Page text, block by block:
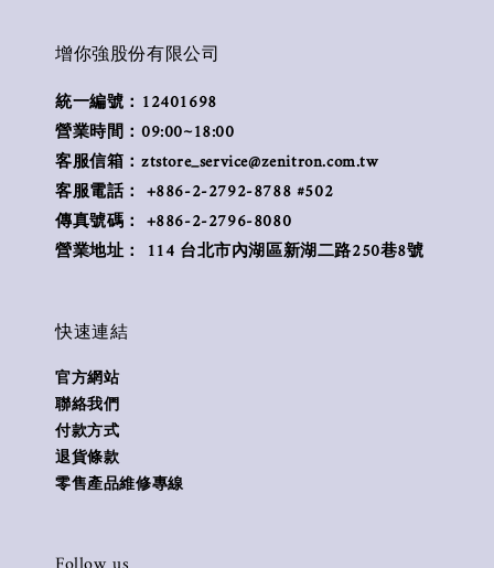
增你強股份有限公司
統一編號：12401698
營業時間：09:00~18:00
客服信箱：ztstore_service@zenitron.com.tw
客服電話： +886-2-2792-8788 #502
傳真號碼： +886-2-2796-8080
營業地址： 114 台北市內湖區新湖二路250巷8號
快速連結
官方網站
聯絡我們
付款方式
退貨條款
零售產品維修專線